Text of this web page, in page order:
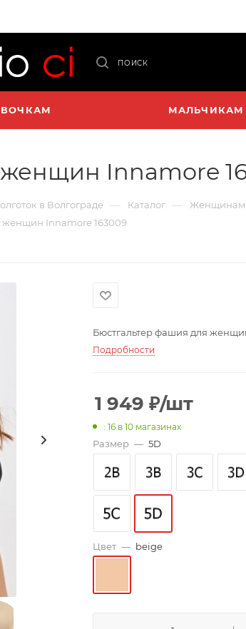
ПОИСК
МАЛЬЧИКАМ
Innamore
в Волгограде — Каталог — Женщинам
женщин Innamore 163009
Бюстгальтер фашия для
Подробности
1 949 ₽/шт
: 16 в 10 магазинах
Размер — 5D
Цвет — beige